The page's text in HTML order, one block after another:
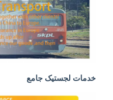
ارسال به آمازون
باربری کامیون
خدمات انبار
خدمات لجستیک جامع